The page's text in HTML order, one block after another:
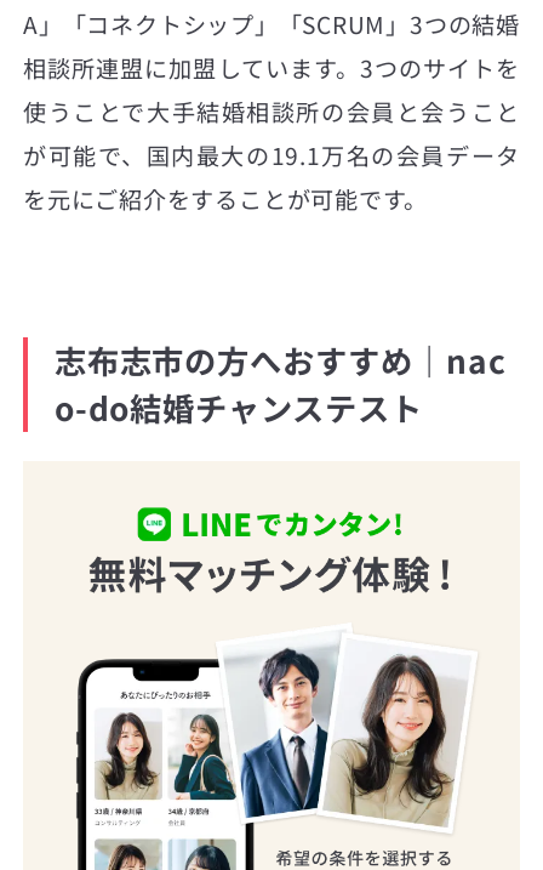
A」「コネクトシップ」「SCRUM」3つの結婚
相談所連盟に加盟しています。3つのサイトを
使うことで大手結婚相談所の会員と会うこと
が可能で、国内最大の19.1万名の会員データ
を元にご紹介をすることが可能です。
志布志市の方へおすすめ｜nac
o-do結婚チャンステスト